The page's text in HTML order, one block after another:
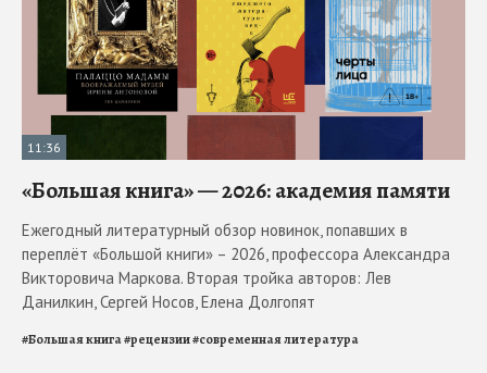
11:36
«Большая книга» — 2026: академия памяти
Ежегодный литературный обзор новинок, попавших в
переплёт «Большой книги» – 2026, профессора Александра
Викторовича Маркова. Вторая тройка авторов: Лев
Данилкин, Сергей Носов, Елена Долгопят
#Большая книга#рецензии#современная литература